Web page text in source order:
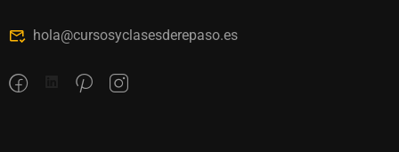
hola@cursosyclasesderepaso.es